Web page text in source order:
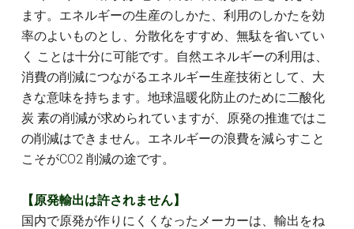
ます。エネルギーの生産のしかた、利用のしかたを効
率のよいものとし、分散化をすすめ、無駄を省いてい
く ことは十分に可能です。自然エネルギーの利用は、
消費の削減につながるエネルギー生産技術として、大
きな意味を持ちます。地球温暖化防止のために二酸化
炭 素の削減が求められていますが、原発の推進ではこ
の削減はできません。エネルギーの浪費を減らすこと
こそがCO2 削減の途です。
【原発輸出は許されません】
国内で原発が作りにくくなったメーカーは、輸出をね